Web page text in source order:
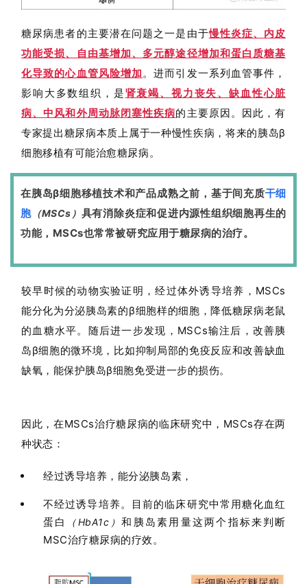
糖尿病患者的主要潜在问题之一是由于慢性炎症、内皮
功能受损、自由基增加、多元醇途径增加和蛋白质糖基
化导致的心血管风险增加。进而引发一系列血管事件，
影响大多数组织，是肾衰竭、视力丧失、缺血性心脏
病、中风和外周动脉闭塞性疾病的主要原因。因此，有
专家提出糖尿病本质上属于一种慢性疾病，将来的胰岛β
细胞移植有可能治愈糖尿病。
在胰岛β细胞移植技术和产品成熟之前，基于间充质干细
胞（MSCs） 具有消除炎症和促进内源性组织细胞再生的
功能，MSCs也常常被研究应用于糖尿病的治疗。
较早时候的动物实验证明，经过体外诱导培养，MSCs
能分化为分泌胰岛素的β细胞样的细胞，降低糖尿病老鼠
的血糖水平。随后进一步发现，MSCs输注后，改善胰
岛β细胞的微环境，比如抑制局部的免疫反应和改善缺血
缺氧，能保护胰岛β细胞免受进一步的损伤。
因此，在MSCs治疗糖尿病的临床研究中，MSCs存在两
种状态：
经过诱导培养，能分泌胰岛素，
不经过诱导培养。目前的临床研究中常用糖化血红
蛋白
（HbA1c）和胰岛素用量这两个指标来判断
MSC治疗糖尿病的疗效。